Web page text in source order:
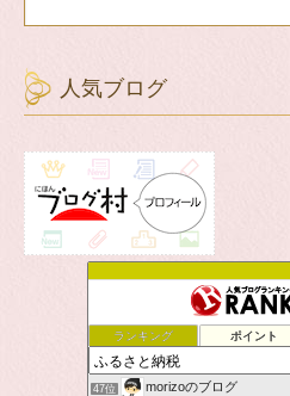
人気ブログ
ランキング ポイント
47位 morizoのブログ